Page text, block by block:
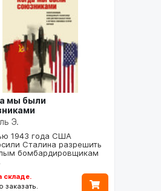
мы были
Э.
1943 года США
Сталина разрешить
бомбардировщикам
складе.